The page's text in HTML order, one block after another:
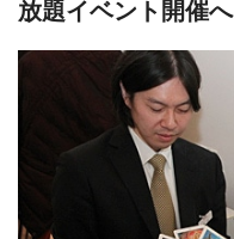
放題イベント開催へ